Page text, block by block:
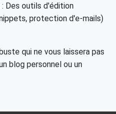
: Des outils d'édition
protection d'e-mails)
qui ne vous laissera pas
blog personnel ou un